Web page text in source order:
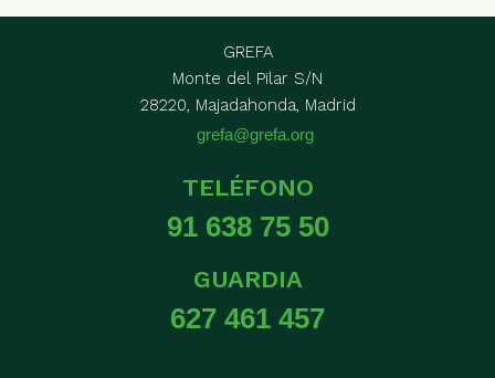
GREFA
Monte del Pilar S/N
28220, Majadahonda, Madrid
grefa@grefa.org
TELÉFONO
91 638 75 50
GUARDIA
627 461 457